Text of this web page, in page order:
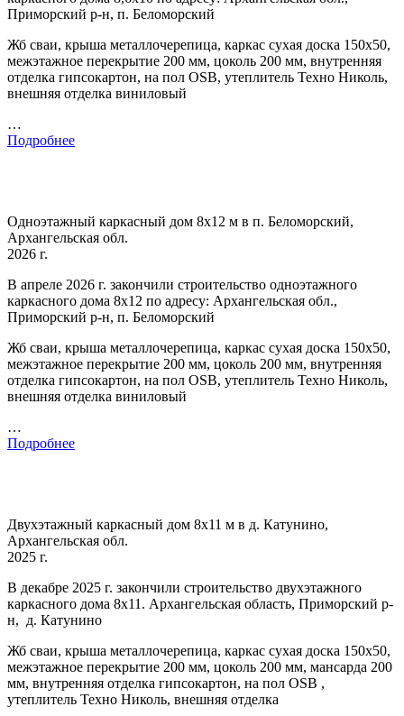
Приморский р-н, п. Беломорский
Жб сваи, крыша металлочерепица, каркас сухая доска 150х50,
межэтажное перекрытие 200 мм, цоколь 200 мм, внутренняя
отделка гипсокартон, на пол OSB, утеплитель Техно Николь,
внешняя отделка виниловый
…
Подробнее
Одноэтажный каркасный дом 8х12 м в п. Беломорский,
Архангельская обл.
2026 г.
В апреле 2026 г. закончили строительство одноэтажного
каркасного дома 8х12 по адресу: Архангельская обл.,
Приморский р-н, п. Беломорский
Жб сваи, крыша металлочерепица, каркас сухая доска 150х50,
межэтажное перекрытие 200 мм, цоколь 200 мм, внутренняя
отделка гипсокартон, на пол OSB, утеплитель Техно Николь,
внешняя отделка виниловый
…
Подробнее
Двухэтажный каркасный дом 8х11 м в д. Катунино,
Архангельская обл.
2025 г.
В декабре 2025 г. закончили строительство двухэтажного
каркасного дома 8х11. Архангельская область, Приморский р-
н, д. Катунино
Жб сваи, крыша металлочерепица, каркас сухая доска 150х50,
межэтажное перекрытие 200 мм, цоколь 200 мм, мансарда 200
мм, внутренняя отделка гипсокартон, на пол OSB ,
утеплитель Техно Николь, внешняя отделка